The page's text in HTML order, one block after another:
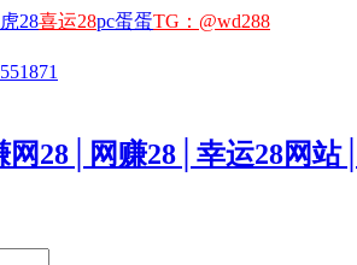
28喜运28pc蛋蛋TG：@wd288